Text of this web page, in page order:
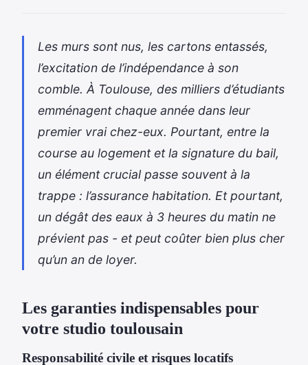
Les murs sont nus, les cartons entassés,
l’excitation de l’indépendance à son
comble. À Toulouse, des milliers d’étudiants
emménagent chaque année dans leur
premier vrai chez-eux. Pourtant, entre la
course au logement et la signature du bail,
un élément crucial passe souvent à la
trappe : l’assurance habitation. Et pourtant,
un dégât des eaux à 3 heures du matin ne
prévient pas - et peut coûter bien plus cher
qu’un an de loyer.
Les garanties indispensables pour
votre studio toulousain
Responsabilité civile et risques locatifs